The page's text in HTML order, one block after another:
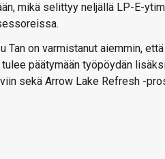
mikä selittyy neljällä LP-E-
Tan on varmistanut aiemmin,
päätymään työpöydän
sekä Arrow Lake Refresh -